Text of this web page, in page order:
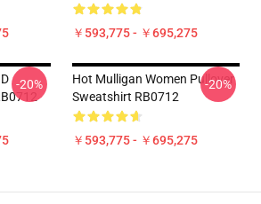
￥593,775 - ￥695,275
-20%
Hot Mulligan Women Pullover
Sweatshirt RB0712
￥593,775 - ￥695,275
-20%